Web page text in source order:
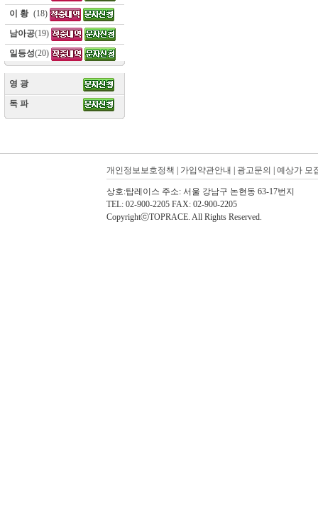
이 황 (18)
남아공(19)
일등성(20)
영 광
독 파
개인정보보호정책 가입약관안내 광고문의 예상가 모
상호:탑레이스 주소: 서울 강남구 논현동 63-17번지
TEL: 02-900-2205 FAX: 02-900-2205
CopyrightⓒTOPRACE. All Rights Reserved.